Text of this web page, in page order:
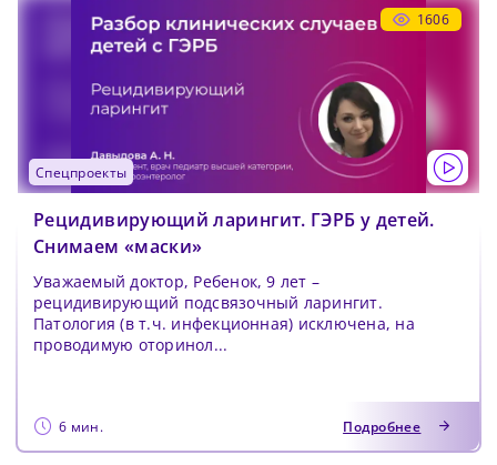
1606
спецпроекты
Рецидивирующий ларингит. ГЭРБ у детей.
Снимаем «маски»
Уважаемый доктор, Ребенок, 9 лет –
рецидивирующий подсвязочный ларингит.
Патология (в т.ч. инфекционная) исключена, на
проводимую оторинол...
6 мин. Подробнее